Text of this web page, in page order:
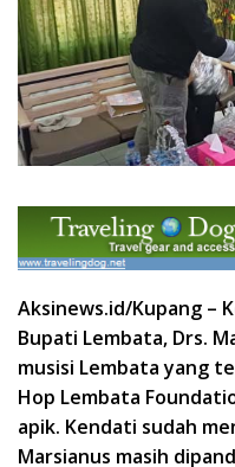
Aksinews.id/Kupang –
Bupati Lembata, Drs.
musisi Lembata yang
Hop Lembata
apik. Kendati sudah
Marsianus masih